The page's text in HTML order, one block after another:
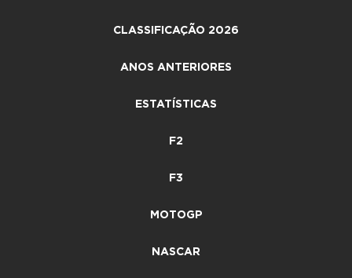
CLASSIFICAÇÃO 2026
ANOS ANTERIORES
ESTATÍSTICAS
F2
F3
MOTOGP
NASCAR